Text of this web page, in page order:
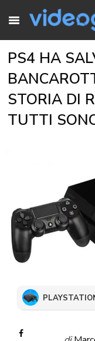
PS4 HA
STORIA DI
TUTTI